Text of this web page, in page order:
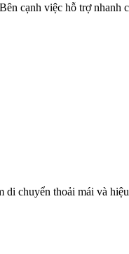
cạnh việc hỗ trợ nhanh
di chuyển thoải mái và